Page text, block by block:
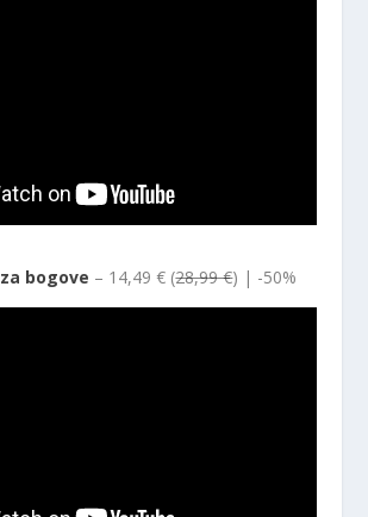
bogove – 14,49 € (28,99 €) | -50%